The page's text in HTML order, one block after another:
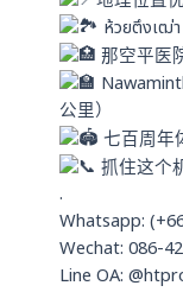
ห้วยตึงเฒ่
那空平医
公里）
七百周年
抓住这个
.
Whatsapp:
Wechat: 086-
Line OA: